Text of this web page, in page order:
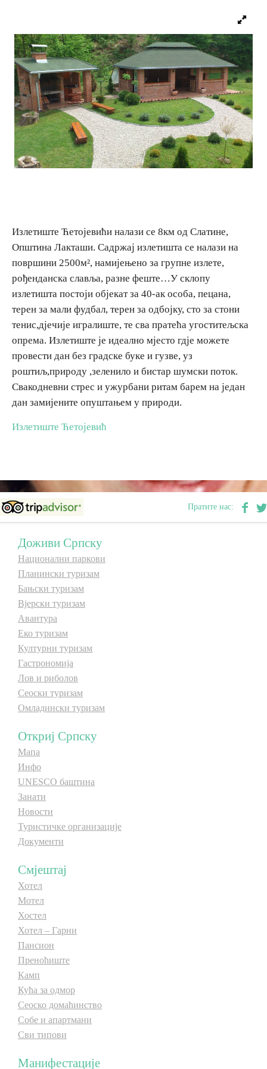
Вјерски туризам
Авантура
Еко туризам
Културни туризам
Гастрономија
Сеоски туризам
Омладински туризам
Дестинације
Списак дестинација
Мапа дестинација
Манифестације
Смјештај
Фото
E-Brochure
Откриј Српску
Излетиште Ћетојевићи налази се 8км од Слатине,
Општина Лакташи. Садржај излетишта се налази на
површини 2500м², намијењено за групне излете,
рођенданска славља, разне феште…У склопу
излетишта постоји објекат за 40-ак особа, пецана,
терен за мали фудбал, терен за одбојку, сто за стони
тенис,дјечије игралиште, те сва пратећа угоститељска
опрема. Излетиште је идеално мјесто гдје можете
провести дан без градске буке и гузве, уз
роштиљ,природу ,зеленило и бистар шумски поток.
Свакодневни стрес и ужурбани ритам барем на један
дан замијените опуштањем у природи.
Излетиште Ћетојевић
Пратите нас:
Доживи Српску
Национални паркови
Планински туризам
Бањски туризам
Вјерски туризам
Авантура
Еко туризам
Културни туризам
Гастрономија
Лов и риболов
Сеоски туризам
Омладински туризам
Откриј Српску
Мапа
Инфо
UNESCO баштина
Занати
Новости
Туристичке организације
Документи
Смјештај
Хотел
Мотел
Хостел
Хотел – Гарни
Пансион
Преноћиште
Камп
Кућа за одмор
Сеоско домаћинство
Собе и апартмани
Сви типови
Манифестације